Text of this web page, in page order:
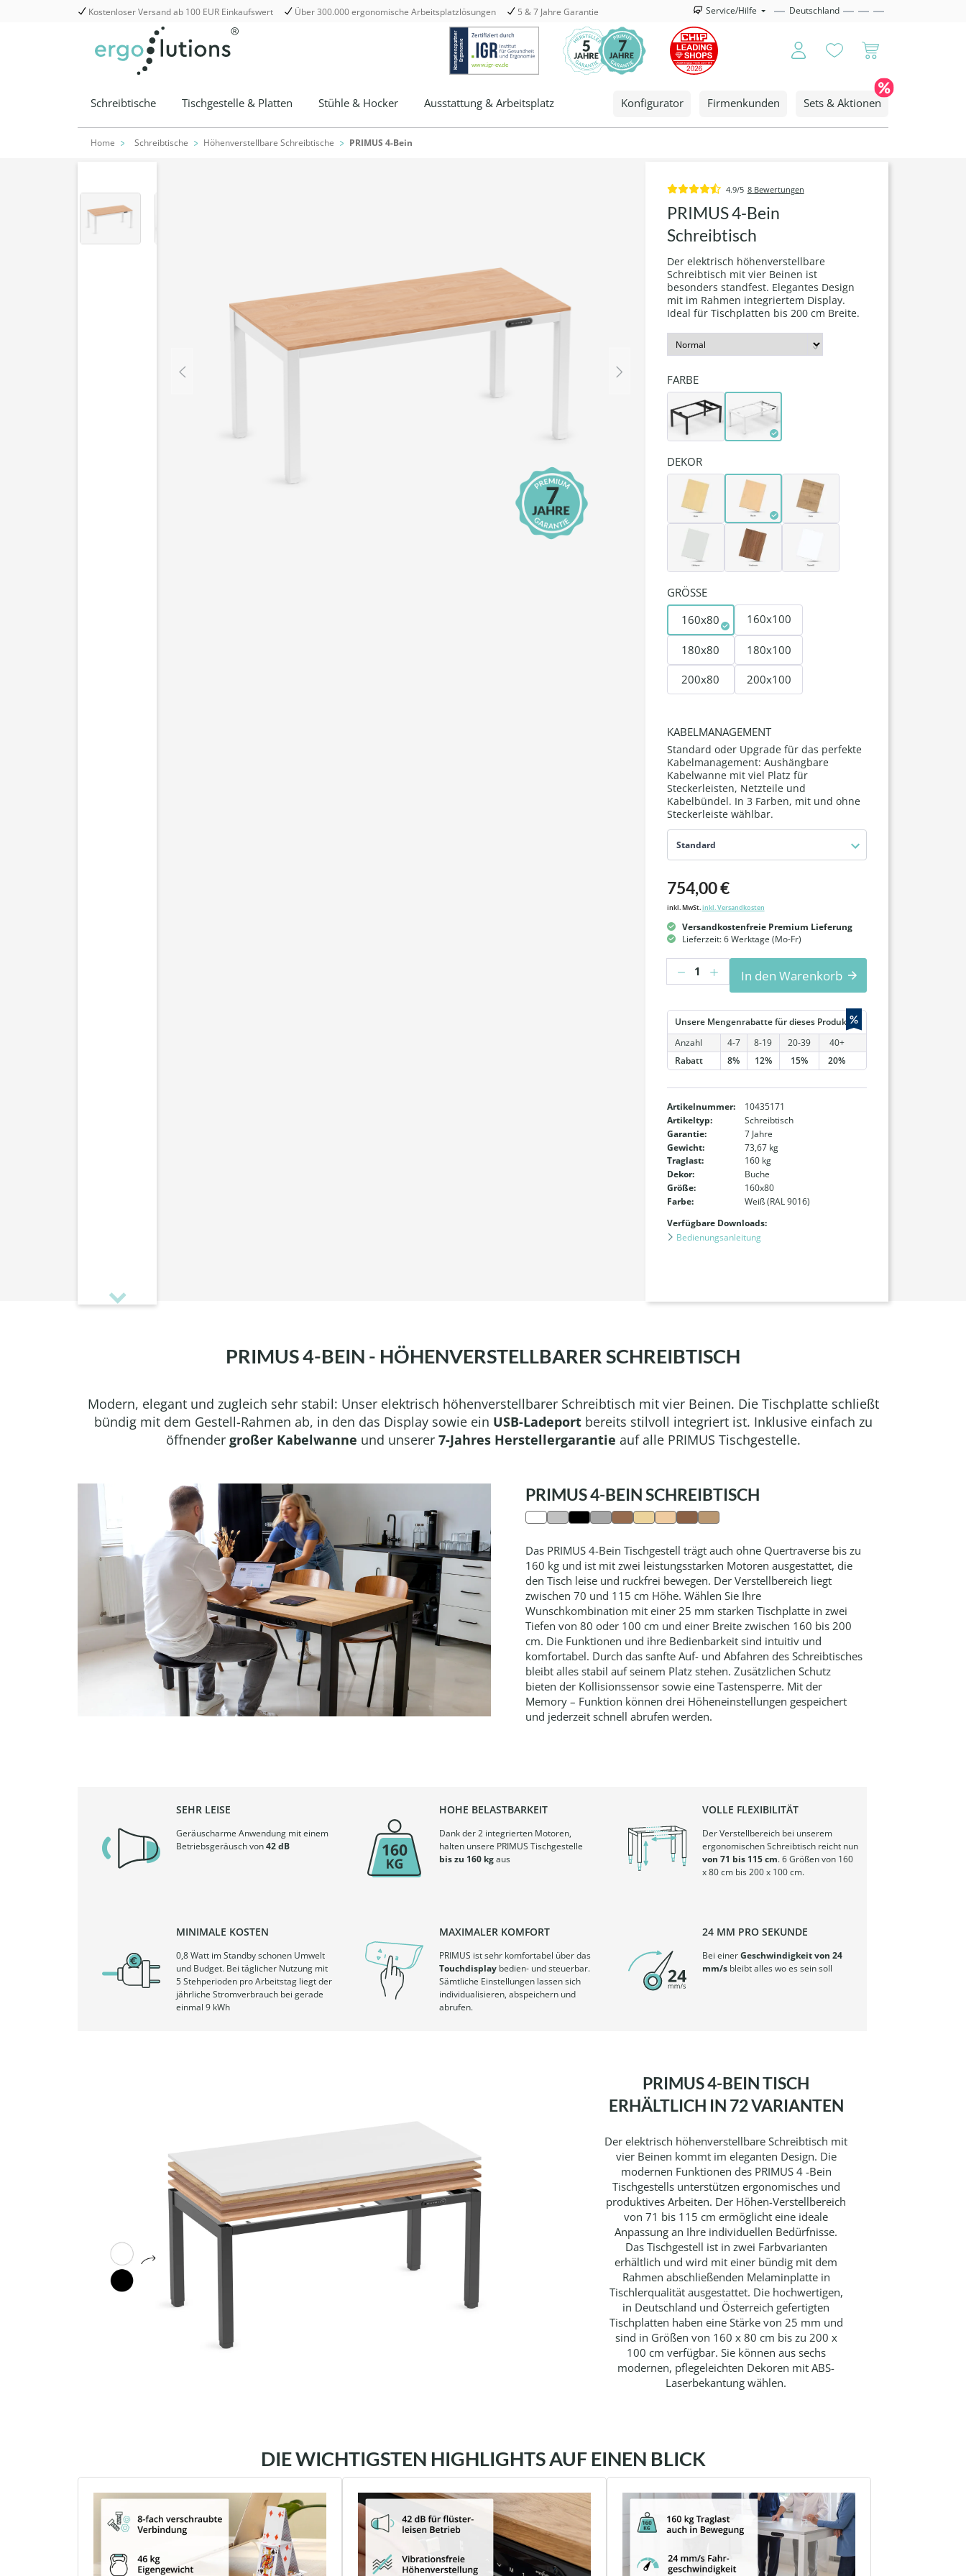
Zur Hauptnavigation springen
Kostenloser Versand ab 100 EUR Einkaufswert Über 300.000 ergonomische Arbeitsplatzlösungen 5 & 7 Jahre Garantie Service/Hilfe Deutschland
Schreibtische Tischgestelle & Platten Stühle & Hocker Ausstattung & Arbeitsplatz Konfigurator Firmenkunden Sets & Aktionen
Home Schreibtische Höhenverstellbare Schreibtische PRIMUS 4-Bein
4.9/5 8 Bewertungen
PRIMUS 4-Bein
Schreibtisch
Der elektrisch höhenverstellbare
Schreibtisch mit vier Beinen ist
besonders standfest. Elegantes Design
mit im Rahmen integriertem Display.
Ideal für Tischplatten bis 200 cm Breite.
FARBE
DEKOR
GRÖSSE
160x80
160x100
180x80 180x100
200x80 200x100
KABELMANAGEMENT
Standard oder Upgrade für das perfekte
Kabelmanagement: Aushängbare
Kabelwanne mit viel Platz für
Steckerleisten, Netzteile und
Kabelbündel. In 3 Farben, mit und ohne
Steckerleiste wählbar.
Standard
754,00 €
inkl. MwSt.inkl. Versandkosten
Versandkostenfreie Premium Lieferung
Lieferzeit: 6 Werktage (Mo-Fr)
Anzahl
In den Warenkorb
%
Unsere Mengenrabatte für dieses Produkt:
Anzahl
4-7 8-19 20-39
40+
Rabatt
8% 12% 15% 20%
Artikelnummer:
10435171
Artikeltyp:
Schreibtisch
Garantie:
7 Jahre
Gewicht:
73,67 kg
Traglast:
160 kg
Dekor:
Buche
Größe:
160x80
Farbe:
Weiß (RAL 9016)
Verfügbare Downloads:
Bedienungsanleitung
PRIMUS 4-BEIN - HÖHENVERSTELLBARER SCHREIBTISCH
Modern, elegant und zugleich sehr stabil: Unser elektrisch höhenverstellbarer Schreibtisch mit vier Beinen. Die Tischplatte schließt
bündig mit dem Gestell-Rahmen ab, in den das Display sowie ein USB-Ladeportbereits stilvoll integriert ist. Inklusive einfach zu
öffnender großer Kabelwanne und unserer 7-Jahres Herstellergarantie auf alle PRIMUS Tischgestelle.
PRIMUS 4-BEIN SCHREIBTISCH
Das PRIMUS 4-Bein Tischgestell trägt auch ohne Quertraverse bis zu
160 kg und ist mit zwei leistungsstarken Motoren ausgestattet, die
den Tisch leise und ruckfrei bewegen. Der Verstellbereich liegt
zwischen 70 und 115 cm Höhe. Wählen Sie Ihre
Wunschkombination mit einer 25 mm starken Tischplatte in zwei
Tiefen von 80 oder 100 cm und einer Breite zwischen 160 bis 200
cm. Die Funktionen und ihre Bedienbarkeit sind intuitiv und
komfortabel. Durch das sanfte Auf- und Abfahren des Schreibtisches
bleibt alles stabil auf seinem Platz stehen. Zusätzlichen Schutz
bieten der Kollisionssensor sowie eine Tastensperre. Mit der
Memory – Funktion können drei Höheneinstellungen gespeichert
und jederzeit schnell abrufen werden.
SEHR LEISE
Geräuscharme Anwendung mit einem
Betriebsgeräusch von42 dB
HOHE BELASTBARKEIT
Dank der 2 integrierten Motoren,
halten unsere PRIMUS Tischgestelle
bis zu 160 kgaus
VOLLE FLEXIBILITÄT
Der Verstellbereich bei unserem
ergonomischen Schreibtisch reicht nun
von 71 bis 115 cm. 6 Größen von 160
x 80 cm bis 200 x 100 cm.
MINIMALE KOSTEN
0,8 Watt im Standby schonen Umwelt
und Budget. Bei täglicher Nutzung mit
5 Stehperioden pro Arbeitstag liegt der
jährliche Stromverbrauch bei gerade
einmal 9 kWh
MAXIMALER KOMFORT
PRIMUS ist sehr komfortabel über das
Touchdisplaybedien- und steuerbar.
Sämtliche Einstellungen lassen sich
individualisieren, abspeichern und
abrufen.
24 MM PRO SEKUNDE
Bei einerGeschwindigkeit von 24
mm/sbleibt alles wo es sein soll
PRIMUS 4-BEIN TISCH
ERHÄLTLICH IN 72 VARIANTEN
Der elektrisch höhenverstellbare Schreibtisch mit
vier Beinen kommt im eleganten Design. Die
modernen Funktionen des PRIMUS 4 -Bein
Tischgestells unterstützen ergonomisches und
produktives Arbeiten. Der Höhen-Verstellbereich
von 71 bis 115 cm ermöglicht eine ideale
Anpassung an Ihre individuellen Bedürfnisse.
Das Tischgestell ist in zwei Farbvarianten
erhältlich und wird mit einer bündig mit dem
Rahmen abschließenden Melaminplatte in
Tischlerqualität ausgestattet. Die hochwertigen,
in Deutschland und Österreich gefertigten
Tischplatten haben eine Stärke von 25 mm und
sind in Größen von 160 x 80 cm bis zu 200 x
100 cm verfügbar. Sie können aus sechs
modernen, pflegeleichten Dekoren mit ABS-
Laserbekantung wählen.
DIE WICHTIGSTEN HIGHLIGHTS AUF EINEN BLICK